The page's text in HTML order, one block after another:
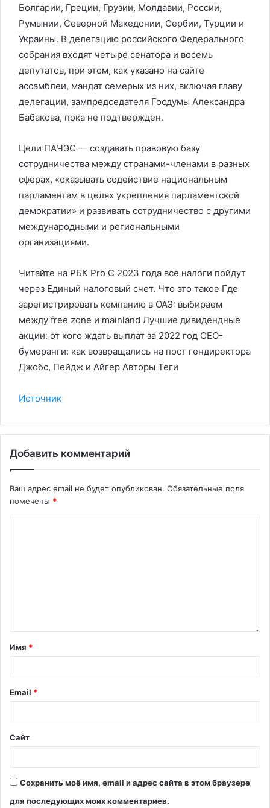
Болгарии, Греции, Грузии, Молдавии, России,
Румынии, Северной Македонии, Сербии, Турции и
Украины. В делегацию российского Федерального
собрания входят четыре сенатора и восемь
депутатов, при этом, как указано на сайте
ассамблеи, мандат семерых из них, включая главу
делегации, зампредседателя Госдумы Александра
Бабакова, пока не подтвержден.
Цели ПАЧЭС — создавать правовую базу
сотрудничества между странами-членами в разных
сферах, «оказывать содействие национальным
парламентам в целях укрепления парламентской
демократии» и развивать сотрудничество с другими
международными и региональными
организациями.
Читайте на РБК Pro С 2023 года все налоги пойдут
через Единый налоговый счет. Что это такое Где
зарегистрировать компанию в ОАЭ: выбираем
между free zone и mainland Лучшие дивидендные
акции: от кого ждать выплат за 2022 год CEO-
бумеранги: как возвращались на пост гендиректора
Джобс, Пейдж и Айгер Авторы Теги
Источник
Добавить комментарий
Ваш адрес email не будет опубликован. Обязательные поля
помечены *
Имя *
Email *
Сайт
Сохранить моё имя, email и адрес сайта в этом браузере
для последующих моих комментариев.